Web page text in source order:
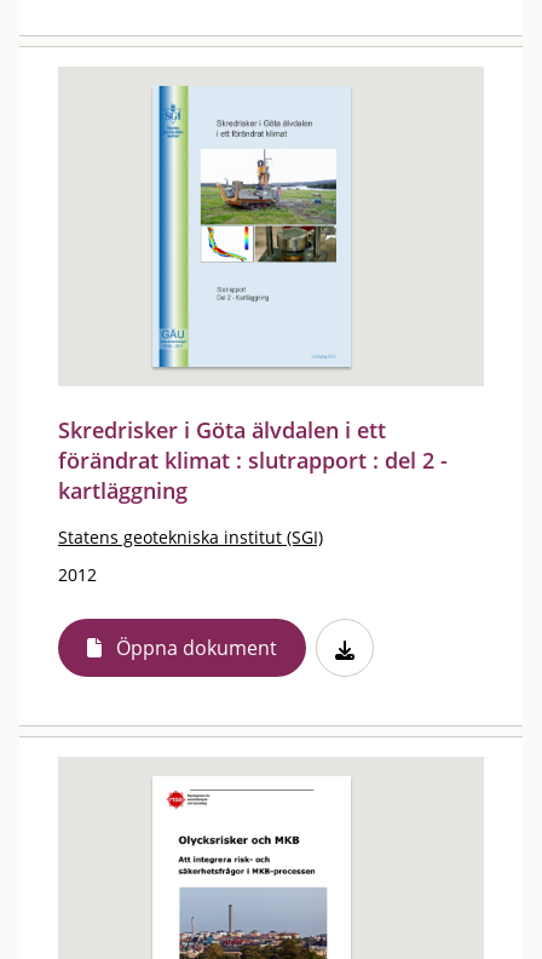
Skredrisker i Göta älvdalen i ett
förändrat klimat : slutrapport : del 2 -
kartläggning
Statens geotekniska institut (SGI)
2012
Öppna dokument